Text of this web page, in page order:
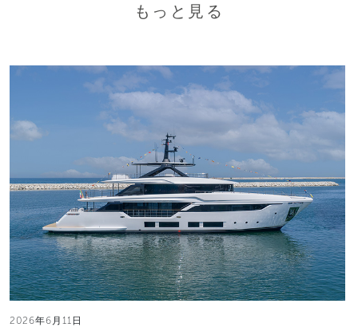
もっと見る
2026年6月11日